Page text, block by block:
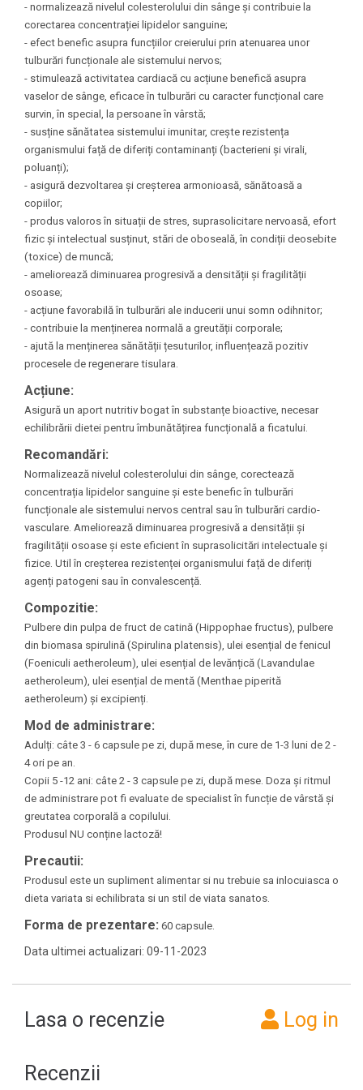
- normalizează nivelul colesterolului din sânge și contribuie la
corectarea concentrației lipidelor sanguine;
- efect benefic asupra funcțiilor creierului prin atenuarea unor
tulburări funcționale ale sistemului nervos;
- stimulează activitatea cardiacă cu acțiune benefică asupra
vaselor de sânge, eficace în tulburări cu caracter funcțional care
survin, în special, la persoane în vârstă;
- susține sănătatea sistemului imunitar, crește rezistența
organismului față de diferiți contaminanți (bacterieni și virali,
poluanți);
- asigură dezvoltarea și creșterea armonioasă, sănătoasă a
copiilor;
- produs valoros în situații de stres, suprasolicitare nervoasă, efort
fizic și intelectual susținut, stări de oboseală, în condiții deosebite
(toxice) de muncă;
- ameliorează diminuarea progresivă a densității și fragilității
osoase;
- acțiune favorabilă în tulburări ale inducerii unui somn odihnitor;
- contribuie la menținerea normală a greutății corporale;
- ajută la menținerea sănătății țesuturilor, influențează pozitiv
procesele de regenerare tisulara.
Acțiune:
Asigură un aport nutritiv bogat în substanțe bioactive, necesar
echilibrării dietei pentru îmbunătățirea funcțională a ficatului.
Recomandări:
Normalizează nivelul colesterolului din sânge, corectează
concentrația lipidelor sanguine și este benefic în tulburări
funcționale ale sistemului nervos central sau în tulburări cardio-
vasculare. Ameliorează diminuarea progresivă a densității și
fragilității osoase și este eficient în suprasolicitări intelectuale și
fizice. Util în creșterea rezistenței organismului față de diferiți
agenți patogeni sau în convalescență.
Compozitie:
Pulbere din pulpa de fruct de catină (Hippophae fructus), pulbere
din biomasa spirulină (Spirulina platensis), ulei esențial de fenicul
(Foeniculi aetheroleum), ulei esențial de levănțică (Lavandulae
aetheroleum), ulei esențial de mentă (Menthae piperită
aetheroleum) și excipienți.
Mod de administrare:
Adulți: câte 3 - 6 capsule pe zi, după mese, în cure de 1-3 luni de 2 -
4 ori pe an.
Copii 5 -12 ani: câte 2 - 3 capsule pe zi, după mese. Doza și ritmul
de administrare pot fi evaluate de specialist în funcție de vârstă și
greutatea corporală a copilului.
Produsul NU conține lactoză!
Precautii:
Produsul este un supliment alimentar si nu trebuie sa inlocuiasca o
dieta variata si echilibrata si un stil de viata sanatos.
Forma de prezentare: 60 capsule.
Data ultimei actualizari: 09-11-2023
Lasa o recenzie Log in
Recenzii